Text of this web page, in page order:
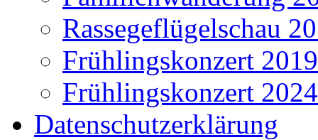
Rassegeflügelschau
Frühlingskonzert 2019
Frühlingskonzert 2024
Datenschutzerklärung